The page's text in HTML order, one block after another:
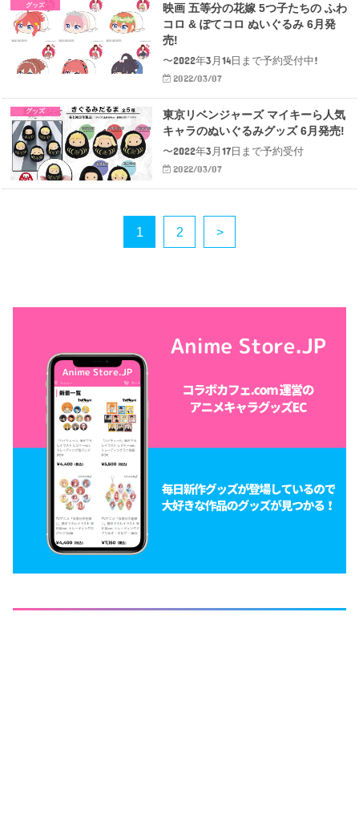
グッズ
映画 五等分の花嫁 5つ子たちの ふわ
コロ & ぽてコロ ぬいぐるみ 6月発
売!
〜2022年3月14日まで予約受付中!
2022/03/07
グッズ
東京リベンジャーズ マイキーら人気
キャラのぬいぐるみグッズ 6月発売!
〜2022年3月17日まで予約受付
2022/03/07
1 2 >